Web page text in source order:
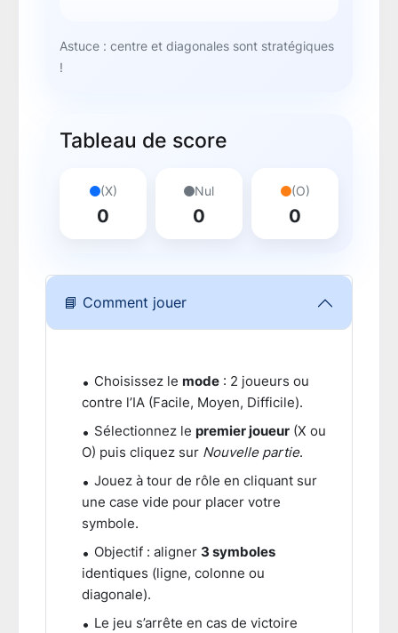
Astuce : centre et diagonales sont stratégiques
!
Tableau de score
(X)
0
Nul
0
(O)
0
📘 Comment jouer
Choisissez le mode : 2 joueurs ou
contre l’IA (Facile, Moyen, Difficile).
Sélectionnez le premier joueur (X ou
O) puis cliquez sur Nouvelle partie.
Jouez à tour de rôle en cliquant sur
une case vide pour placer votre
symbole.
Objectif : aligner 3 symboles
identiques (ligne, colonne ou
diagonale).
Le jeu s’arrête en cas de victoire